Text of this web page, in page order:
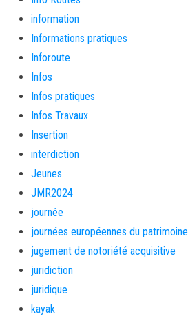
information
Informations pratiques
Inforoute
Infos
Infos pratiques
Infos Travaux
Insertion
interdiction
Jeunes
JMR2024
journée
journées européennes du patrimoine
jugement de notoriété acquisitive
juridiction
juridique
kayak